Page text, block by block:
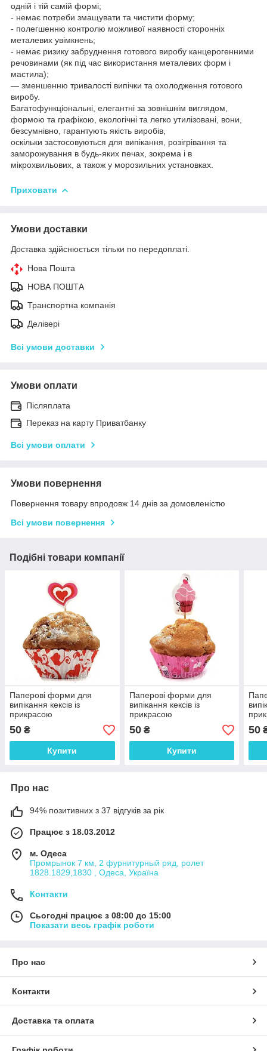
одній і тій самій формі;
- немає потреби змащувати та чистити форму;
- полегшенню контролю можливої наявності сторонніх
металевих увімкнень;
- немає ризику забруднення готового виробу канцерогенними
речовинами (як під час використання металевих форм і
мастила);
— зменшенню тривалості випічки та охолодження готового
виробу.
Багатофункціональні, елегантні за зовнішнім виглядом,
формою та графікою, екологічні та легко утилізовані, вони,
безсумнівно, гарантують якість виробів,
оскільки застосовуються для випікання, розігрівання та
заморожування в будь-яких печах, зокрема і в
мікрохвильових, а також у морозильних установках.
Приховати
Умови доставки
Доставка здійснюється тільки по передоплаті.
Нова Пошта
НОВА ПОШТА
Транспортна компанія
Делівері
Всі умови доставки
Умови оплати
Післяплата
Переказ на карту Приватбанку
Всі умови оплати
Умови повернення
Повернення товару впродовж 14 днів за домовленістю
Всі умови повернення
Подібні товари компанії
Паперові форми для
випікання кексів із
прикрасою
50 ₴
Купити
Паперові форми для
випікання кексів із
прикрасою
50₴
Купити
50
Про нас
94% позитивних з 37 відгуків за рік
Працює з 18.03.2012
м. Одеса
Промрынок 7 км, 2 фурнитурный ряд, ролет
1828.1829,1830 , Одеса, Україна
Контакти
Сьогодні працює з 08:00 до 15:00
Показати весь графік роботи
Про нас
Контакти
Доставка та оплата